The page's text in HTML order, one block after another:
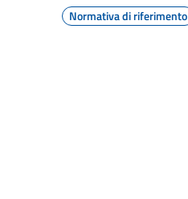
Normativa di riferimento